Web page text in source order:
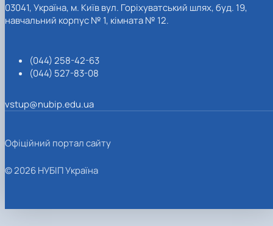
03041, Україна, м. Київ вул. Горіхуватський шлях, буд. 19,
навчальний корпус № 1, кімната № 12.
(044) 258-42-63
(044) 527-83-08
vstup@nubip.edu.ua
Офіційний портал сайту
© 2026 НУБІП Україна